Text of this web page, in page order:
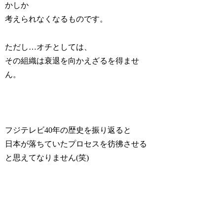
かしか
考えられなくなるものです。
ただし…オチとしては、
その組織は衰退を向かえざるを得ませ
ん。
フジテレビ40年の歴史を振り返ると
日本が落ちていたプロセスを彷彿させる
と思えてなりません(笑)